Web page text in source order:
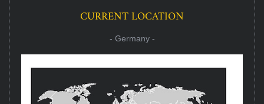
CURRENT LOCATION
- Germany -